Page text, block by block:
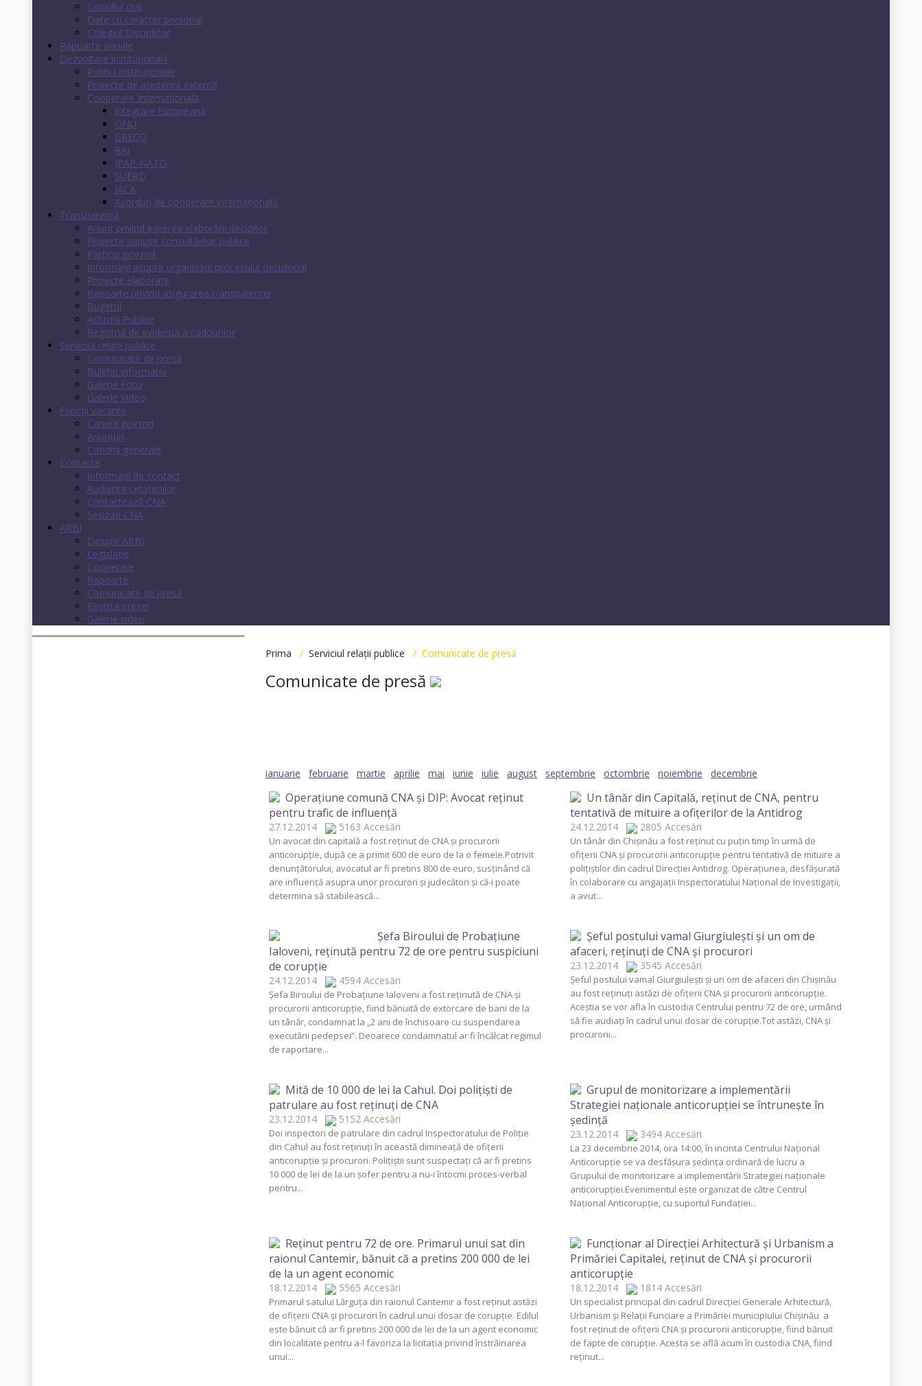
Consiliul civil
Date cu caracter personal
Colegiul Disciplinar
Rapoarte anuale
Dezvoltare instituţională
Politici instituţionale
Proiecte de asistenţă externă
Cooperare Internaţională
Integrare Europeană
ONU
GRECO
RAI
IPAP-NATO
SUERD
IACA
Acorduri de cooperare internaţională
Transparenţă
Anunț privind inițierea elaborării deciziilor
Proiecte supuse consultărilor publice
Particip.gov.md
Informații asupra organizării procesului decizional
Proiecte elaborate
Rapoarte privind asigurarea transparenţei
Bugetul
Achiziții Publice
Registrul de evidenţă a cadourilor
Serviciul relații publice
Comunicate de presă
Buletin informativ
Galerie Foto
Galerie Video
Funcții vacante
Cariere.gov.md
Anunţuri
Condiţii generale
Contacte
Informații de contact
Audienţa cetăţenilor
Contactează CNA
Sesizați CNA
ARBI
Despre ARBI
Legislație
Cooperare
Rapoarte
Comunicate de presă
Revista presei
Galerie video
Prima / Serviciul relații publice / Comunicate de presă
Comunicate de presă
ianuarie februarie martie aprilie mai iunie iulie august septembrie octombrie noiembrie decembrie
Operaţiune comună CNA şi DIP: Avocat reţinut
pentru trafic de influenţă
27.12.2014 5163 Accesări
Un avocat din capitală a fost reţinut de CNA şi procurorii
anticorupţie, după ce a primit 600 de euro de la o femeie.Potrivit
denunţătorului, avocatul ar fi pretins 800 de euro, susţinând că
are influenţă asupra unor procurori şi judecători şi că-i poate
determina să stabilească...
Un tânăr din Capitală, reţinut de CNA, pentru
tentativă de mituire a ofiţerilor de la Antidrog
24.12.2014 2805 Accesări
Un tânăr din Chişinău a fost reţinut cu puţin timp în urmă de
ofiţerii CNA şi procurorii anticorupţie pentru tentativă de mituire a
poliţiştilor din cadrul Direcţiei Antidrog. Operaţiunea, desfăşurată
în colaborare cu angajaţii Inspectoratului Naţional de Investigaţii,
a avut...
Şefa Biroului de Probaţiune
Ialoveni, reţinută pentru 72 de ore pentru suspiciuni
de corupţie
24.12.2014 4594 Accesări
Şefa Biroului de Probaţiune Ialoveni a fost reţinută de CNA şi
procurorii anticorupţie, fiind bănuită de extorcare de bani de la
un tânăr, condamnat la „2 ani de închisoare cu suspendarea
executării pedepsei”. Deoarece condamnatul ar fi încălcat regimul
de raportare...
Şeful postului vamal Giurgiuleşti şi un om de
afaceri, reţinuţi de CNA şi procurori
23.12.2014 3545 Accesări
Şeful postului vamal Giurgiuleşti şi un om de afaceri din Chişinău
au fost reţinuţi astăzi de ofiţerii CNA şi procurorii anticorupţie.
Aceştia se vor afla în custodia Centrului pentru 72 de ore, urmând
să fie audiaţi în cadrul unui dosar de corupţie.Tot astăzi, CNA şi
procurorii...
Mită de 10 000 de lei la Cahul. Doi poliţişti de
patrulare au fost reţinuţi de CNA
23.12.2014 5152 Accesări
Doi inspectori de patrulare din cadrul Inspectoratului de Poliţie
din Cahul au fost reţinuţi în această dimineaţă de ofiţerii
anticorupţie şi procurori. Poliţiştii sunt suspectaţi că ar fi pretins
10 000 de lei de la un şofer pentru a nu-i întocmi proces-verbal
pentru...
Grupul de monitorizare a implementării
Strategiei naţionale anticorupţiei se întruneşte în
şedinţă
23.12.2014 3494 Accesări
La 23 decembrie 2014, ora 14:00, în incinta Centrului Naţional
Anticorupţie se va desfăşura şedinţa ordinară de lucru a
Grupului de monitorizare a implementării Strategiei naţionale
anticorupţiei.Evenimentul este organizat de către Centrul
Naţional Anticorupţie, cu suportul Fundaţiei...
Reţinut pentru 72 de ore. Primarul unui sat din
raionul Cantemir, bănuit că a pretins 200 000 de lei
de la un agent economic
18.12.2014 5565 Accesări
Primarul satului Lărguţa din raionul Cantemir a fost reţinut astăzi
de ofiţerii CNA şi procurori în cadrul unui dosar de corupţie. Edilul
este bănuit că ar fi pretins 200 000 de lei de la un agent economic
din localitate pentru a-l favoriza la licitaţia privind înstrăinarea
unui...
Funcţionar al Direcţiei Arhitectură şi Urbanism a
Primăriei Capitalei, reţinut de CNA şi procurorii
anticorupţie
18.12.2014 1814 Accesări
Un specialist principal din cadrul Direcţiei Generale Arhitectură,
Urbanism şi Relaţii Funciare a Primăriei municipiului Chişinău a
fost reţinut de ofiţerii CNA şi procurorii anticorupţie, fiind bănuit
de fapte de corupţie. Acesta se află acum în custodia CNA, fiind
reţinut...